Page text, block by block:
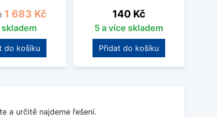
Cena
1 683 Kč
skladem
do košíku
Cena
140 Kč
5 a více skladem
Přidat do košíku
a určitě najdeme řešení.